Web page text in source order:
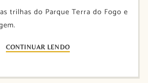
trilhas do Parque Terra do Fogo e
CONTINUAR LENDO